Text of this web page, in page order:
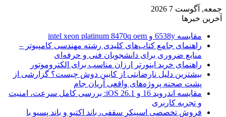
جمعه, آگوست 7 2026
آخرین خبرها
مقایسه 6538y و intel xeon platinum 8470q oem
راهنمای جامع کتاب‌های کلیدی رشته مهندسی کامپیوتر –
منابع ضروری برای دانشجویان فنی و حرفه‌ای
راهنمای خرید اینورتر ارزان مناسب برای الکتروموتور
بیشترین دلیل نارضایتی از کابین دوش چیست؟ گزارشی از
پشت صحنه پروژه‌های واقعی آریان جام
مقایسه اندروید 16 و iOS 26.1: بررسی کامل سرعت، امنیت
و تجربه کاربری
فروش تخصصی اسپیکر سقفی، باند اکتیو و باند پسیو با